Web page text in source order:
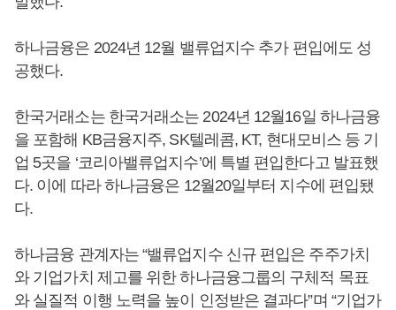
하나금융은 2024년 12월 밸류업지수 추가 편입에도 성
공했다.
한국거래소는 한국거래소는 2024년 12월16일 하나금융
을 포함해 KB금융지주, SK텔레콤, KT, 현대모비스 등 기
업 5곳을 ‘코리아밸류업지수’에 특별 편입한다고 발표했
다. 이에 따라 하나금융은 12월20일부터 지수에 편입됐
다.
하나금융 관계자는 “밸류업지수 신규 편입은 주주가치
와 기업가치 제고를 위한 하나금융그룹의 구체적 목표
와 실질적 이행 노력을 높이 인정받은 결과다”며 “기업가